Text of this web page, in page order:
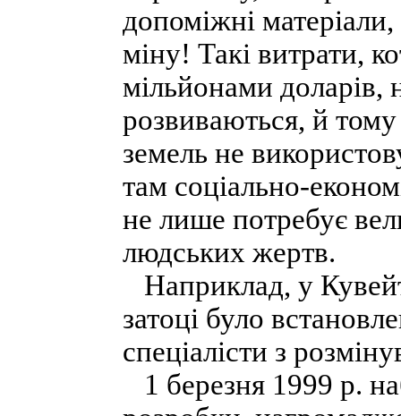
допоміжні
міну! Такі витрати,
мільйонами доларів,
розвиваються, й тому
земель не
там соціально-
не лише потребує
людських жертв.
Наприклад, у
затоці було
спеціалісти з
1 березня 1999 р.